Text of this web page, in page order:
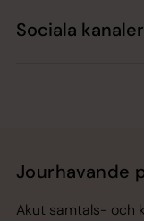
Sociala kanaler
Jourhavande
Akut samtals- och